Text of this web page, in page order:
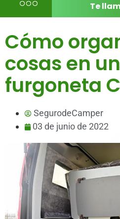
Te
Cómo
cosas en
furgoneta
SegurodeCamper
03 de junio de 2022